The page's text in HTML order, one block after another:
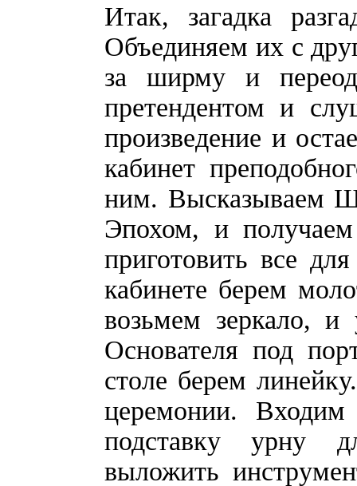
Итак, загадка
Объединяем их с
за ширму и
претендентом и
произведение и
кабинет
ним. Высказываем
Эпохом, и
приготовить все
кабинете берем
возьмем зеркало,
Основателя под
столе берем
церемонии.
подставку урну
выложить